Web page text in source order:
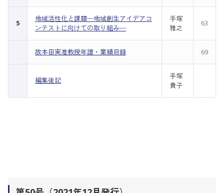
5
地域活性化と課題─地域創生アイデアコ
ンテストに向けての取り組み─
手塚
雅之
63
故本田実准教授年譜・業績目録 69
編集後記
手塚
貴子